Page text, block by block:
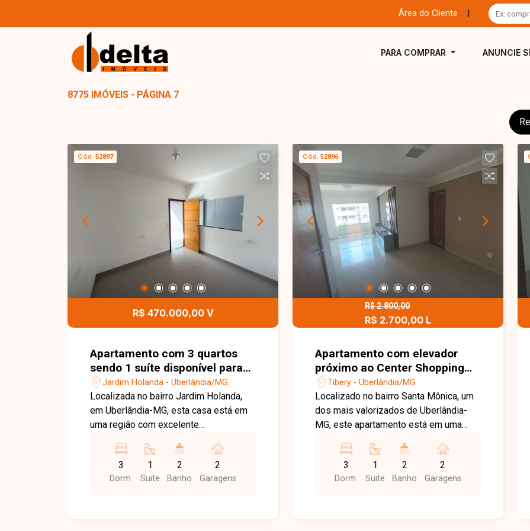
Área do Cliente
PARA COMPRAR ANUNCIE
8775 IMÓVEIS - PÁGINA 7
Cód. 52897
R$ 470.000,00 V
Apartamento com 3 quartos
sendo 1 suíte disponível para
venda no bairro Jardim
Holanda em Uberlândia-MG
Jardim Holanda - Uberlândia/MG
Localizada no bairro Jardim Holanda,
em Uberlândia-MG, esta casa está em
uma região com excelente
vias da cidade e próxima a
supermercados, escolas, farmácias,
comércios e diversos serviços,
3
Dorm.
1
Suite
2
Banho
2
Garagens
Cód. 52896
R$ 2.800,00
R$ 2.700,00 L
Apartamento com elevador
próximo ao Center Shopping
em Uberlândia mg
Tibery - Uberlândia/MG
Localizado no bairro Santa Mônica, um
dos mais valorizados de Uberlândia-
MG, este apartamento está em uma
principais avenidas da cidade e ampla
oferta de supermercados, escolas,
universidades, farmácias, restaurantes
3
Dorm.
1
Suite
2
Banho
2
Garagens